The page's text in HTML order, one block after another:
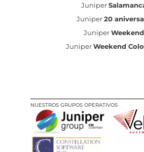
Juniper
Juniper20
JuniperWeekend
JuniperWeekend
NUESTROS GRUPOS OPERATIVOS